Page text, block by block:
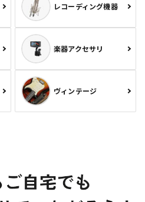
レコーディング機器
楽器アクセサリ
ヴィンテージ